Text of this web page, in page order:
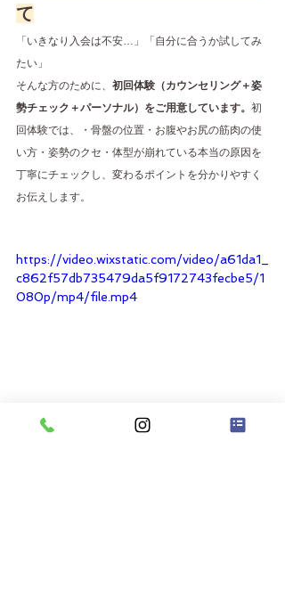
て
「いきなり入会は不安…」「自分に合うか試してみ
たい」
そんな方のために、 初回体験（カウンセリング＋姿
勢チェック＋パーソナル）をご用意しています。 初
回体験では、・骨盤の位置・お腹やお尻の筋肉の使
い方・姿勢のクセ・体型が崩れている本当の原因を
丁寧にチェックし、変わるポイントを分かりやすく
お伝えします。
https://video.wixstatic.com/video/a61da1_
c862f57db735479da5f9172743fecbe5/1
080p/mp4/file.mp4